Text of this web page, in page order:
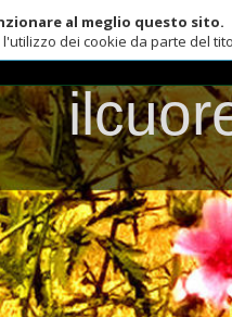
al meglio questo sito.
dei cookie da parte del titolare del